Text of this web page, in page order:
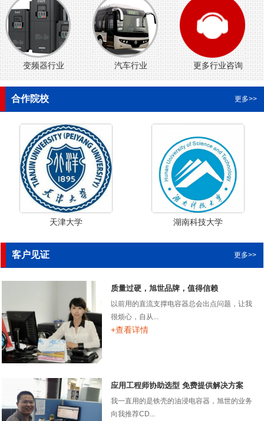
变频器行业 汽车行业 更多行业咨询
合作院校 更多>>
天津大学 湖南科技大学
客户见证 更多>>
质量过硬，旭世品牌，值得信赖
以前用的直流支撑电容器总会出点问题，让我
很烦心，自从...
+查看详情
应用工程师协助选型 免费提供解决方案
我一直用的是铁壳的油浸电容器，旭世的业务
向我推荐CD...